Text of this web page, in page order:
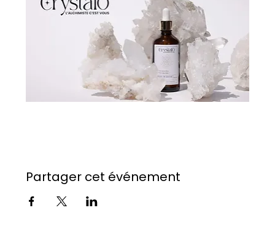
Partager cet événement